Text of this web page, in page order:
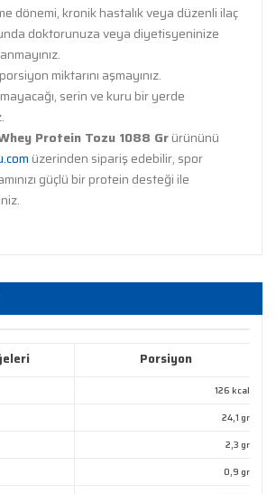
dönemi, kronik hastalık veya düzenli ilaç
doktorunuza veya diyetisyeninize
miktarını aşmayınız.
serin ve kuru bir yerde
Protein Tozu 1088 Grürününü
üzerinden sipariş edebilir, spor
güçlü bir protein desteği ile
ürüne ilk yorumu siz yapın!
yetersiz gördüğünüz noktaları öneri
tarafımıza iletebilirsiniz.
için teşekkür ederiz.
kalitesiz, bozuk veya görüntülenemiyor.
Porsiyon
126 kcal
24,1 gr
2,3 gr
0,9 gr